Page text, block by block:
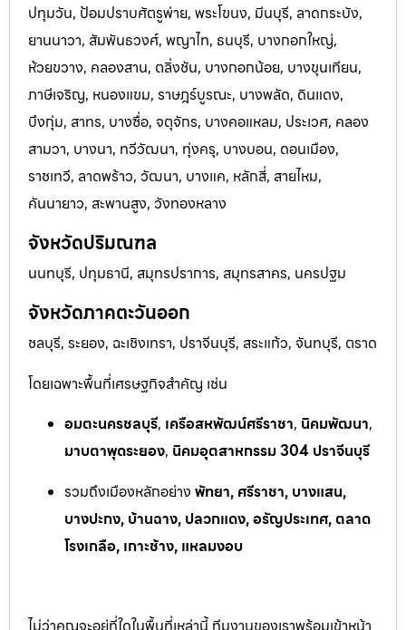
ปทุมวัน, ป้อมปราบศัตรูพ่าย, พระโขนง, มีนบุรี, ลาดกระบัง,
ยานนาวา, สัมพันธวงศ์, พญาไท, ธนบุรี, บางกอกใหญ่,
ห้วยขวาง, คลองสาน, ตลิ่งชัน, บางกอกน้อย, บางขุนเทียน,
ภาษีเจริญ, หนองแขม, ราษฎร์บูรณะ, บางพลัด, ดินแดง,
บึงกุ่ม, สาทร, บางซื่อ, จตุจักร, บางคอแหลม, ประเวศ, คลอง
สามวา, บางนา, ทวีวัฒนา, ทุ่งครุ, บางบอน, ดอนเมือง,
ราชเทวี, ลาดพร้าว, วัฒนา, บางแค, หลักสี่, สายไหม,
คันนายาว, สะพานสูง, วังทองหลาง
จังหวัดปริมณฑล
นนทบุรี, ปทุมธานี, สมุทรปราการ, สมุทรสาคร, นครปฐม
จังหวัดภาคตะวันออก
ชลบุรี, ระยอง, ฉะเชิงเทรา, ปราจีนบุรี, สระแก้ว, จันทบุรี, ตราด
โดยเฉพาะพื้นที่เศรษฐกิจสำคัญ เช่น
อมตะนครชลบุรี, เครือสหพัฒน์ศรีราชา, นิคมพัฒนา,
มาบตาพุดระยอง, นิคมอุตสาหกรรม 304 ปราจีนบุรี
รวมถึงเมืองหลักอย่าง พัทยา, ศรีราชา, บางแสน,
บางปะกง, บ้านฉาง, ปลวกแดง, อรัญประเทศ, ตลาด
โรงเกลือ, เกาะช้าง, แหลมงอบ